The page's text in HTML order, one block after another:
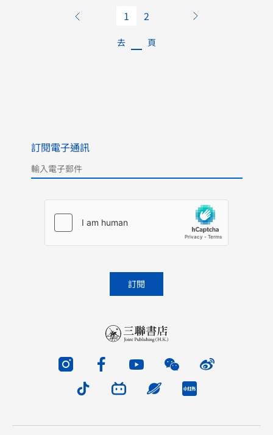
1 2
去 頁
訂閱電子通訊